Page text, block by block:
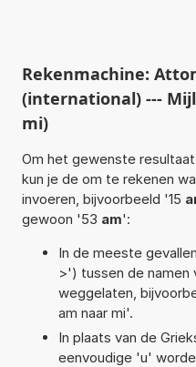
Rekenmachine:
(international) ---
mi)
Om het gewenste
kun je de om te rekenen
invoeren, bijvoorbeeld '15
gewoon '53 am':
In de meeste
>') tussen de namen
weggelaten,
am naar mi'.
In plaats van de
eenvoudige 'u'